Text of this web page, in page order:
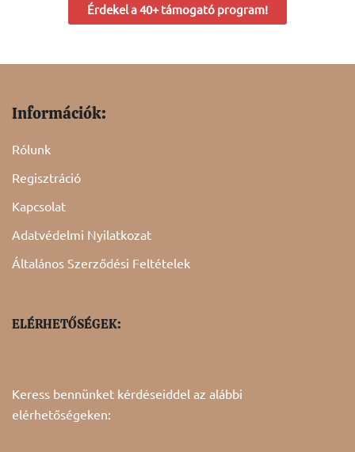
Érdekel a 40+ támogató program!
Információk:
Rólunk
Regisztráció
Kapcsolat
Adatvédelmi Nyilatkozat
Általános Szerződési Feltételek
ELÉRHETŐSÉGEK:
Keress bennünket kérdéseiddel az alábbi
elérhetőségeken: